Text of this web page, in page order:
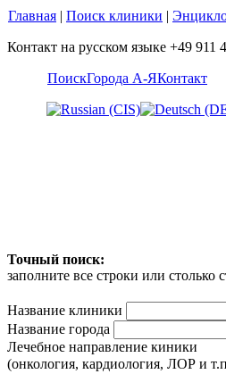
Главная | Поиск клиники |
Контакт на русском языке +49 911
ПоискГорода А-ЯКонтакт
Точный поиск:
заполните все строки или
Название клиники
Название города
Лечебное направление киники
(онкология, кардиология, ЛОР и